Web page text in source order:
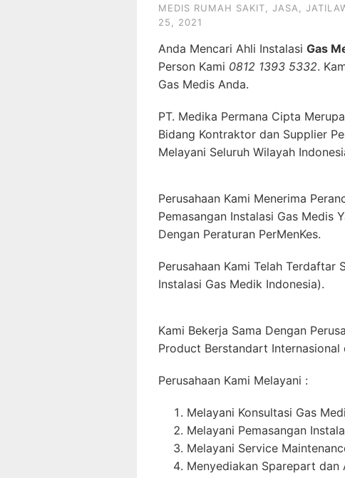
MEDIS RUMAH SAKIT
JASA
25, 2021
Anda Mencari Ahli Instalasi Gas
Person Kami 0812 1393 5332.
Gas Medis Anda.
PT. Medika Permana Cipta
Bidang Kontraktor dan Supplier
Melayani Seluruh Wilayah
Perusahaan Kami Menerima
Pemasangan Instalasi Gas Medis
Dengan Peraturan PerMenKes.
Perusahaan Kami Telah Terdaftar
Instalasi Gas Medik Indonesia).
Kami Bekerja Sama Dengan
Product Berstandart Internasional
Perusahaan Kami Melayani :
Melayani Konsultasi Gas
Melayani Pemasangan
Melayani Service
Menyediakan Sparepart dan